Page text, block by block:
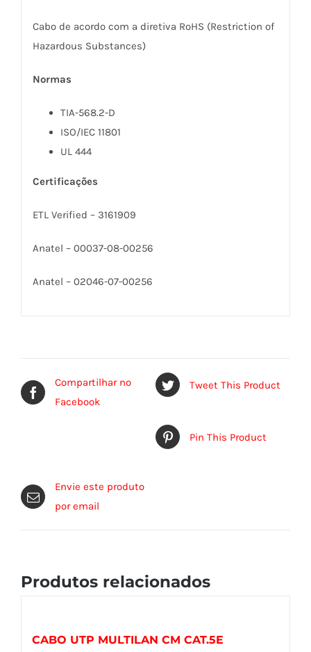
Cabo de acordo com a diretiva RoHS (Restriction of
Hazardous Substances)
Normas
TIA-568.2-D
ISO/IEC 11801
UL 444
Certificações
ETL Verified – 3161909
Anatel – 00037-08-00256
Anatel – 02046-07-00256
Compartilhar no
Facebook
Tweet This Product
Pin This Product
Envie este produto
por email
Produtos relacionados
CABO UTP MULTILAN CM CAT.5E